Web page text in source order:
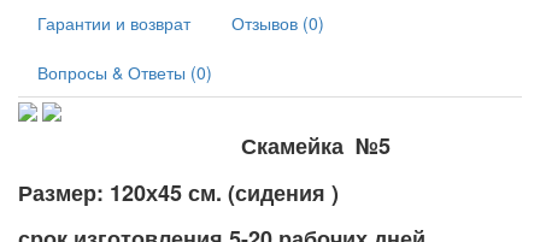
Гарантии и возврат Отзывов (0)
Вопросы & Ответы (0)
Скамейка №5
Размер: 120х45 см. (сидения )